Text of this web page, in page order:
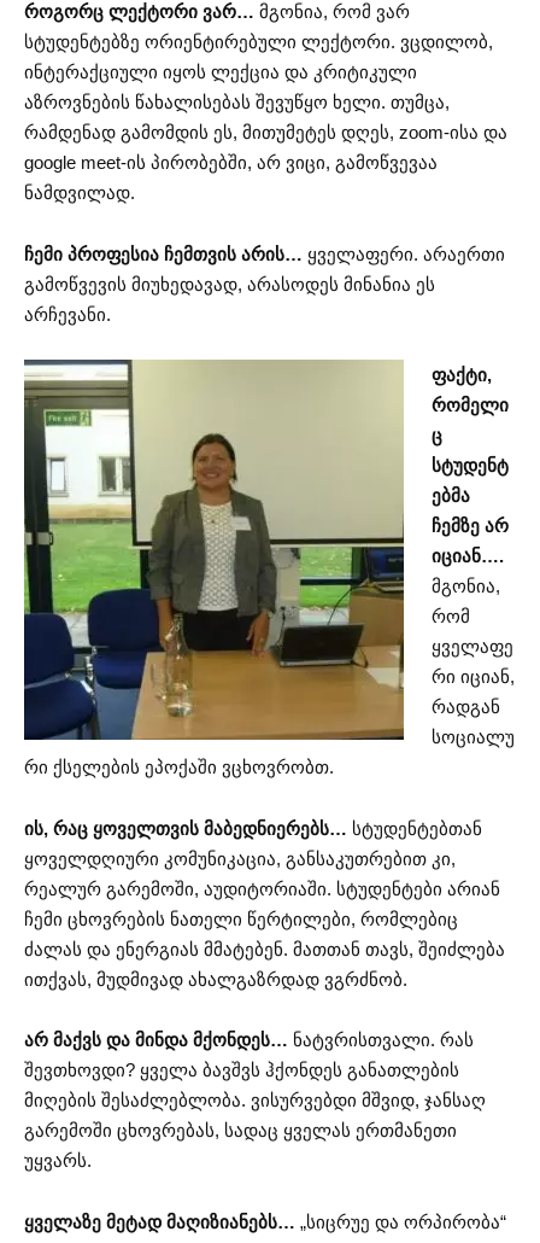
როგორც ლექტორი ვარ… მგონია, რომ ვარ
სტუდენტებზე ორიენტირებული ლექტორი. ვცდილობ,
ინტერაქციული იყოს ლექცია და კრიტიკული
აზროვნების წახალისებას შევუწყო ხელი. თუმცა,
რამდენად გამომდის ეს, მითუმეტეს დღეს, zoom-ისა და
google meet-ის პირობებში, არ ვიცი, გამოწვევაა
ნამდვილად.
ჩემი პროფესია ჩემთვის არის… ყველაფერი. არაერთი
გამოწვევის მიუხედავად, არასოდეს მინანია ეს
არჩევანი.
ფაქტი,
რომელი
ც
სტუდენტ
ებმა
ჩემზე არ
იციან….
მგონია,
რომ
ყველაფე
რი იციან,
რადგან
სოციალუ
რი ქსელების ეპოქაში ვცხოვრობთ.
ის, რაც ყოველთვის მაბედნიერებს… სტუდენტებთან
ყოველდღიური კომუნიკაცია, განსაკუთრებით კი,
რეალურ გარემოში, აუდიტორიაში. სტუდენტები არიან
ჩემი ცხოვრების ნათელი წერტილები, რომლებიც
ძალას და ენერგიას მმატებენ. მათთან თავს, შეიძლება
ითქვას, მუდმივად ახალგაზრდად ვგრძნობ.
არ მაქვს და მინდა მქონდეს… ნატვრისთვალი. რას
შევთხოვდი? ყველა ბავშვს ჰქონდეს განათლების
მიღების შესაძლებლობა. ვისურვებდი მშვიდ, ჯანსაღ
გარემოში ცხოვრებას, სადაც ყველას ერთმანეთი
უყვარს.
ყველაზე მეტად მაღიზიანებს… „სიცრუე და ორპირობა“